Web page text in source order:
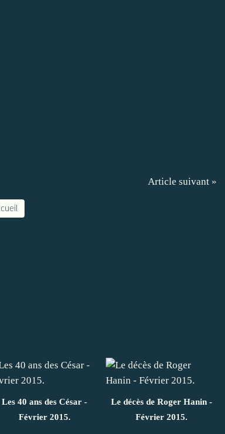
Article suivant »
Les 40 ans des César -
Février 2015.
Le décès de Roger Hanin -
Février 2015.